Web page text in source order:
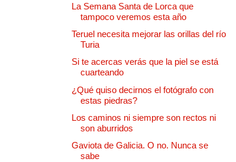
La Semana Santa de Lorca que
tampoco veremos esta año
Teruel necesita mejorar las orillas del río
Turia
Si te acercas verás que la piel se está
cuarteando
¿Qué quiso decirnos el fotógrafo con
estas piedras?
Los caminos ni siempre son rectos ni
son aburridos
Gaviota de Galicia. O no. Nunca se
sabe